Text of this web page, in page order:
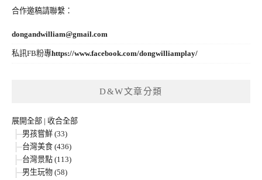
合作邀稿請聯繫：
dongandwilliam@gmail.com
私訊FB粉專https://www.facebook.com/dongwilliamplay/
D&W文章分類
展開全部 | 收合全部
男孩嘗鮮 (33)
台灣美食 (436)
台灣景點 (113)
男生玩物 (58)